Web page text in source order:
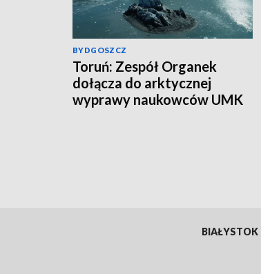
BYDGOSZCZ
Toruń: Zespół Organek
dołącza do arktycznej
wyprawy naukowców UMK
BIAŁYSTOK